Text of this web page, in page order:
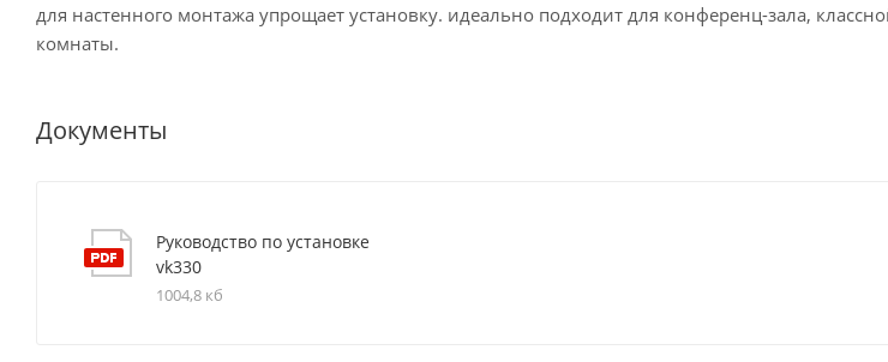
для настенного монтажа упрощает установку. идеально подходит для конференц-зала,
комнаты.
Документы
Руководство по установке
vk330
1004,8 кб